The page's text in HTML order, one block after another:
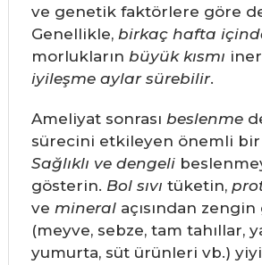
ve genetik faktörlere göre
Genellikle, birkaç hafta
morlukların büyük kısmı
iyileşme aylar sürebilir.
Ameliyat sonrası beslenme
sürecini etkileyen önemli
Sağlıklı ve dengeli
gösterin. Bol sıvı tüketin,
ve mineralaçısından zengin
(meyve, sebze, tam tahıllar,
yumurta, süt ürünleri vb.)